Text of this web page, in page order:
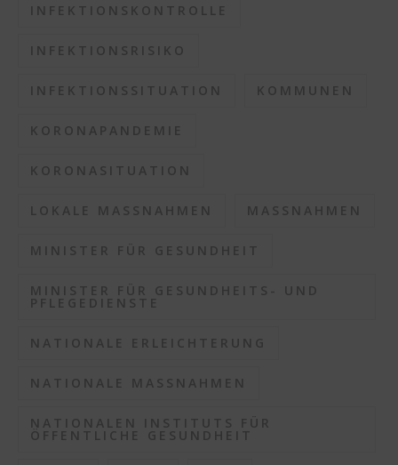
INFEKTIONSKONTROLLE
INFEKTIONSRISIKO
INFEKTIONSSITUATION KOMMUNEN
KORONAPANDEMIE
KORONASITUATION
LOKALE MASSNAHMEN MASSNAHMEN
MINISTER FÜR GESUNDHEIT
MINISTER FÜR GESUNDHEITS- UND
PFLEGEDIENSTE
NATIONALE ERLEICHTERUNG
NATIONALE MASSNAHMEN
NATIONALEN INSTITUTS FÜR
ÖFFENTLICHE GESUNDHEIT